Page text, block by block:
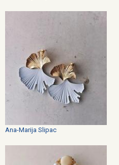
Ana-Marija Slipac